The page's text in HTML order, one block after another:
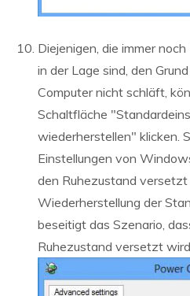
Diejenigen, die immer
in der Lage sind, den
Computer nicht schläft,
Schaltfläche
wiederherstellen" klicken.
Einstellungen von
den Ruhezustand versetzt
Wiederherstellung der
beseitigt das Szenario,
Ruhezustand versetzt wird.